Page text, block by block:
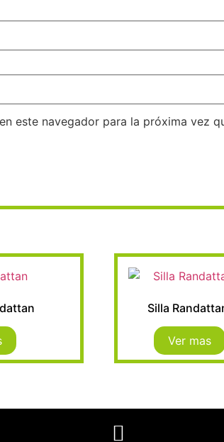
este navegador para la próxima vez
Silla